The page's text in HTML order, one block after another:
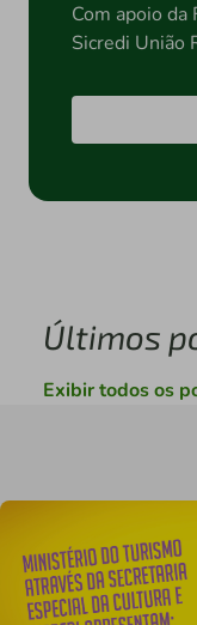
Com apoio da
Sicredi União
Últimos
Exibir todos os